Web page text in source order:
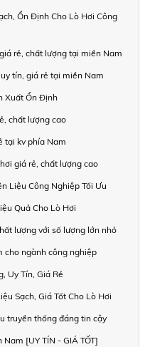
Ổn Định Cho Lò Hơi Công
rẻ, chất lượng tại miền Nam
tín, giá rẻ tại miền Nam
Xuất Ổn Định
chất lượng cao
tại kv phía Nam
giá rẻ, chất lượng cao
Liệu Công Nghiệp Tối Ưu
Quả Cho Lò Hơi
lượng với số lượng lớn nhỏ
cho ngành công nghiệp
Uy Tín, Giá Rẻ
Sạch, Giá Tốt Cho Lò Hơi
truyền thống đáng tin cậy
[UY TÍN - GIÁ TỐT]